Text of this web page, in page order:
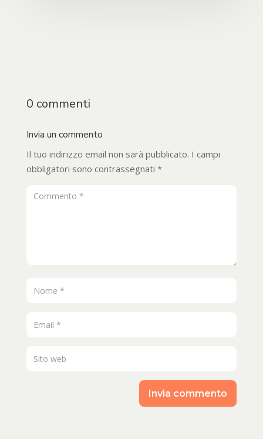
0 commenti
Invia un commento
Il tuo indirizzo email non sarà pubblicato. I campi
obbligatori sono contrassegnati *
Invia commento